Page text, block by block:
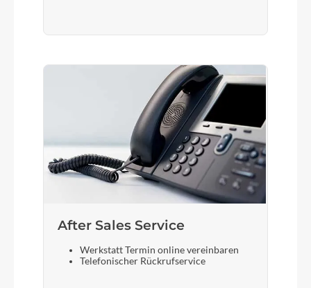
After Sales Service
Werkstatt Termin online vereinbaren
Telefonischer Rückrufservice